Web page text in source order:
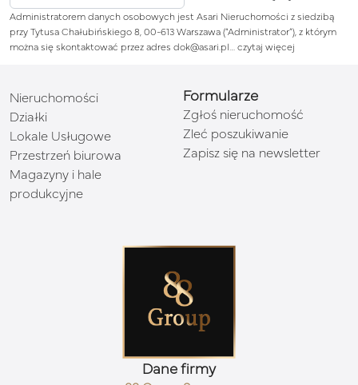
Administratorem danych osobowych jest Asari Nieruchomości z siedzibą
przy Tytusa Chałubińskiego 8, 00-613 Warszawa (“Administrator”), z którym
można się skontaktować przez adres dok@asari.pl… czytaj więcej
Nieruchomości
Działki
Lokale Usługowe
Przestrzeń biurowa
Magazyny i hale
produkcyjne
Formularze
Zgłoś nieruchomość
Zleć poszukiwanie
Zapisz się na newsletter
Dane firmy